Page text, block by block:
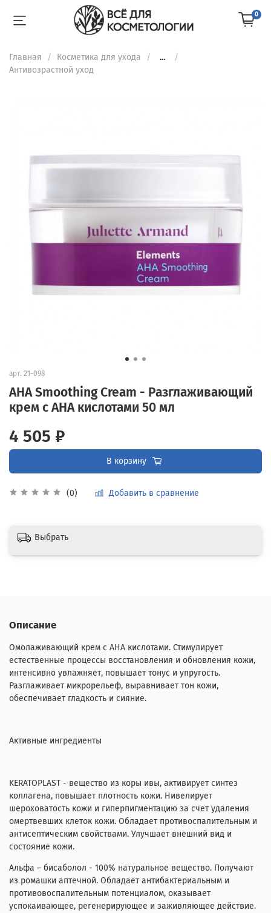
0
Главная Косметика для ухода
...
Антивозрастной уход
арт. 21-098
AHA Smoothing Cream - Разглаживающий
крем с АНА кислотами 50 мл
(0) Добавить в сравнение
4 505 ₽
В корзину
Выбрать
Описание
Омолаживающий крем с АНА кислотами. Стимулирует
естественные процессы восстановления и обновления кожи,
интенсивно увлажняет, повышает тонус и упругость.
Разглаживает микрорельеф, выравнивает тон кожи,
обеспечивает гладкость и сияние.
Активные ингредиенты
KERATOPLAST - вещество из коры ивы, активирует синтез
коллагена, повышает плотность кожи. Нивелирует
шероховатость кожи и гиперпигментацию за счет удаления
омертвевших клеток кожи. Обладает противоспалительным и
антисептическим свойствами. Улучшает внешний вид и
состояние кожи.
Альфа – бисаболол - 100% натуральное вещество. Получают
из ромашки аптечной. Обладает антибактериальным и
противовоспалительным потенциалом, оказывает
успокаивающее, регенерирующее и заживляющее действие.